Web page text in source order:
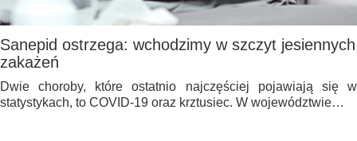
Sanepid ostrzega: wchodzimy w szczyt jesiennych
zakażeń
Dwie choroby, które ostatnio najczęściej pojawiają się w
statystykach, to COVID-19 oraz krztusiec. W województwie…